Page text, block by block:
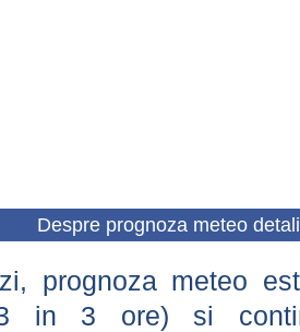
Despre prognoza meteo
prognoza meteo
in 3 ore) si